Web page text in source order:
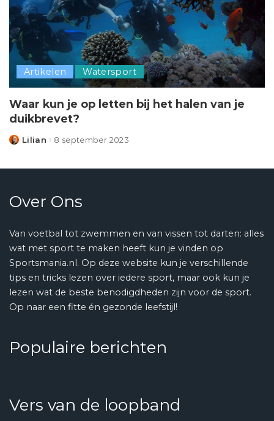
Artikelen Watersport
Waar kun je op letten bij het halen van je
duikbrevet?
Posted
Lilian 8 september 2023
Over Ons
Van voetbal tot zwemmen en van vissen tot darten: alles
wat met sport te maken heeft kun je vinden op
Sportsmania.nl. Op deze website kun je verschillende
tips en tricks lezen over iedere sport, maar ook kun je
lezen wat de beste benodigdheden zijn voor de sport.
Op naar een fitte én gezonde leefstijl!
Populaire berichten
Vers van de loopband